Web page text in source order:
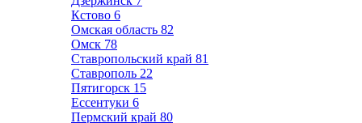
Кстово 6
Омская область 82
Омск 78
Ставропольский край 81
Ставрополь 22
Пятигорск 15
Ессентуки 6
Пермский край 80